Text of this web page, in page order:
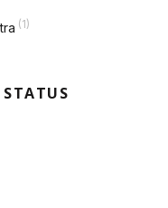
(1)